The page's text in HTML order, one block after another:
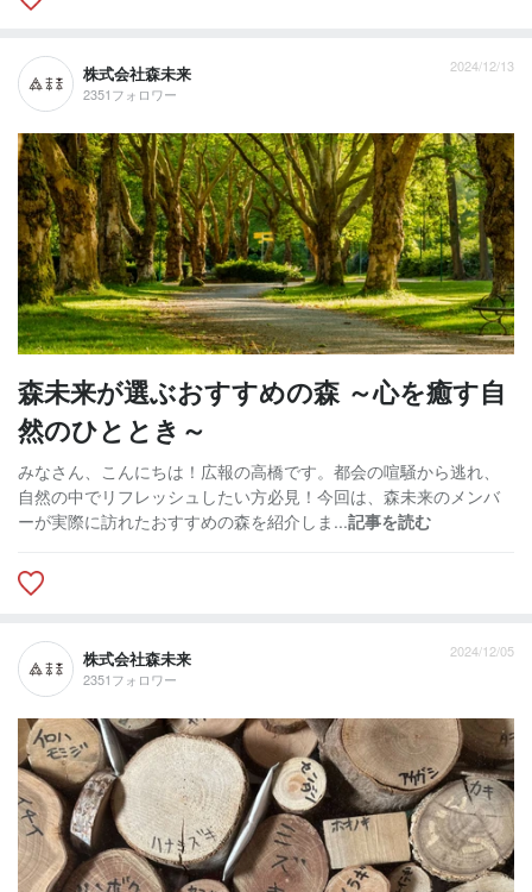
株式会社森未来
2351フォロワー
2024/12/13
森未来が選ぶおすすめの森 ～心を癒す自
然のひととき～
みなさん、こんにちは！広報の高橋です。都会の喧騒から逃れ、
自然の中でリフレッシュしたい方必見！今回は、森未来のメンバ
ーが実際に訪れたおすすめの森を紹介しま...記事を読む
株式会社森未来
2351フォロワー
2024/12/05